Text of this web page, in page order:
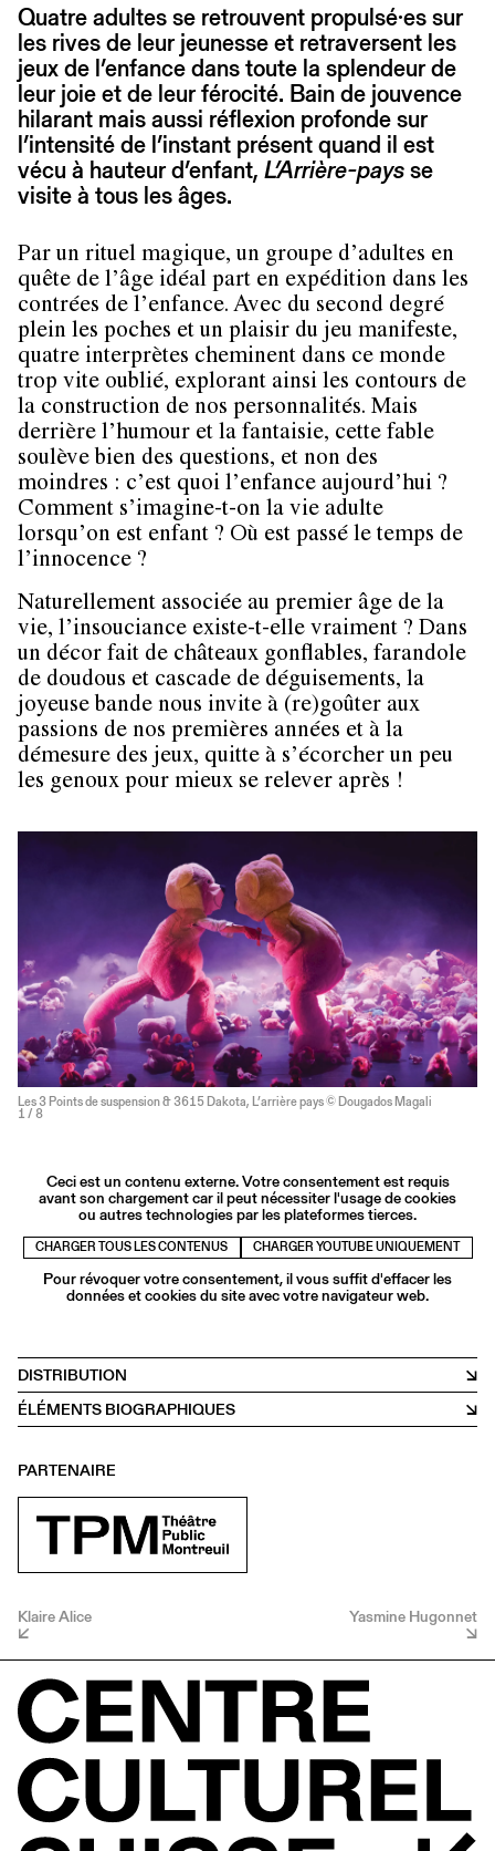
Quatre adultes se retrouvent propulsé·es sur
les rives de leur jeunesse et retraversent les
jeux de l’enfance dans toute la splendeur de
leur joie et de leur férocité. Bain de jouvence
hilarant mais aussi réflexion profonde sur
l’intensité de l’instant présent quand il est
vécu à hauteur d’enfant, L’Arrière-paysse
visite à tous les âges.
Par un rituel magique, un groupe d’adultes en
quête de l’âge idéal part en expédition dans les
contrées de l’enfance. Avec du second degré
plein les poches et un plaisir du jeu manifeste,
quatre interprètes cheminent dans ce monde
trop vite oublié, explorant ainsi les contours de
la construction de nos personnalités. Mais
derrière l’humour et la fantaisie, cette fable
soulève bien des questions, et non des
moindres : c’est quoi l’enfance aujourd’hui ?
Comment s’imagine-t-on la vie adulte
lorsqu’on est enfant ? Où est passé le temps de
l’innocence ?
Naturellement associée au premier âge de la
vie, l’insouciance existe-t-elle vraiment ? Dans
un décor fait de châteaux gonflables, farandole
de doudous et cascade de déguisements, la
joyeuse bande nous invite à (re)goûter aux
passions de nos premières années et à la
démesure des jeux, quitte à s’écorcher un peu
les genoux pour mieux se relever après !
Les 3 Points de suspension & 3615 Dakota, L’arrière pays © Dougados Magali
1 / 8
Ceci est un contenu externe. Votre consentement est requis
avant son chargement car il peut nécessiter l'usage de cookies
ou autres technologies par les plateformes tierces.
CHARGER TOUS LES CONTENUS CHARGER YOUTUBE UNIQUEMENT
Pour révoquer votre consentement, il vous suffit d'effacer les
données et cookies du site avec votre navigateur web.
DISTRIBUTION
ÉLÉMENTS BIOGRAPHIQUES
PARTENAIRE
Klaire Alice Yasmine Hugonnet